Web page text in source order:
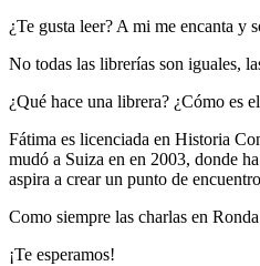
¿Te gusta leer? A mi me encanta y
No todas las librerías son iguales,
¿Qué hace una librera? ¿Cómo es
Fátima es licenciada en Historia
mudó a Suiza en en 2003, donde
aspira a crear un punto de
Como siempre las charlas en
¡Te esperamos!